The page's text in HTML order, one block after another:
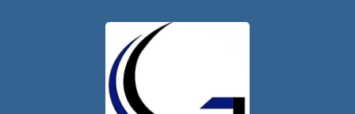
Preço
Restauração de Piso de Concreto
Polimento do Concreto
Serviço de Polimento de Concreto
Restauração de Pisos Industriais
Restauração de Pisos de Concreto
Restauração de Pisos de Contato